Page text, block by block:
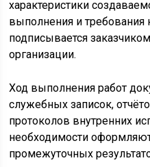
характеристики
выполнения и требования
подписывается
организации.
Ход выполнения работ
служебных записок,
протоколов внутренних
необходимости
промежуточных